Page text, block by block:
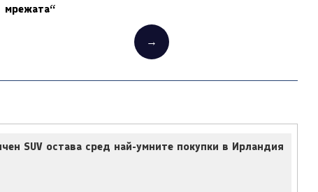
мрежата“
→
SUV остава сред най-умните покупки в Ирландия